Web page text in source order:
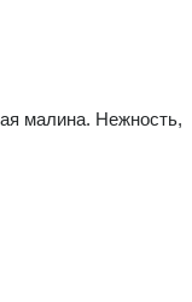
малина. Нежность,